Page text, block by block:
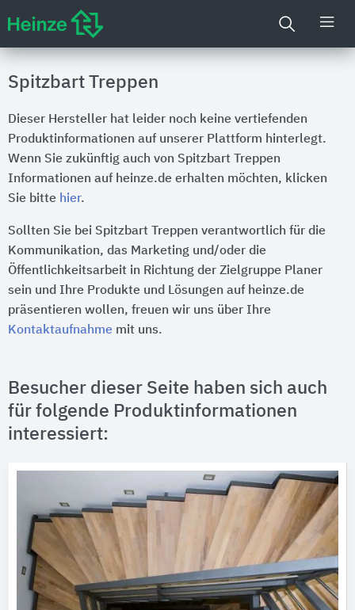
Spitzbart Treppen
Dieser Hersteller hat leider noch keine vertiefenden
Produktinformationen auf unserer Plattform hinterlegt.
Wenn Sie zukünftig auch von Spitzbart Treppen
Informationen auf heinze.de erhalten möchten, klicken
Sie bitte hier.
Sollten Sie bei Spitzbart Treppen verantwortlich für die
Kommunikation, das Marketing und/oder die
Öffentlichkeitsarbeit in Richtung der Zielgruppe Planer
sein und Ihre Produkte und Lösungen auf heinze.de
präsentieren wollen, freuen wir uns über Ihre
Kontaktaufnahme mit uns.
Besucher dieser Seite haben sich auch
für folgende Produktinformationen
interessiert: